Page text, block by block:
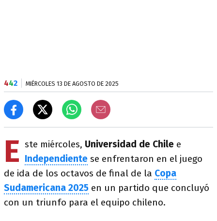
442 MIÉRCOLES 13 DE AGOSTO DE 2025
E ste miércoles, Universidad de Chile e
Independiente se enfrentaron en el juego
de ida de los octavos de final de la Copa
Sudamericana 2025 en un partido que concluyó
con un triunfo para el equipo chileno.